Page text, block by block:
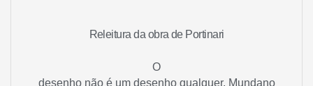
Releitura da obra de Portinari
O
desenho não é um desenho qualquer. Mundano